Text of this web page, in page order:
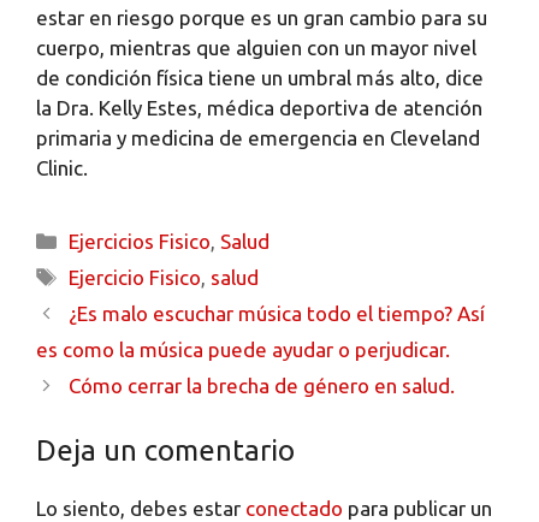
estar en riesgo porque es un gran cambio para su
cuerpo, mientras que alguien con un mayor nivel
de condición física tiene un umbral más alto, dice
la Dra. Kelly Estes, médica deportiva de atención
primaria y medicina de emergencia en Cleveland
Clinic.
Ejercicios Fisico Salud
Ejercicio Fisico salud
¿Es malo escuchar música todo el tiempo? Así
es como la música puede ayudar o perjudicar.
Cómo cerrar la brecha de género en salud.
Deja un comentario
Lo siento, debes estar conectado para publicar un